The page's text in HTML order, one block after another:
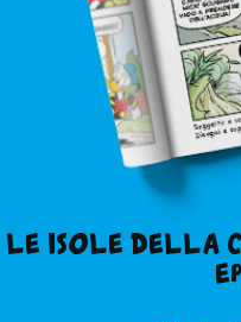
LE ISOLE DELLA